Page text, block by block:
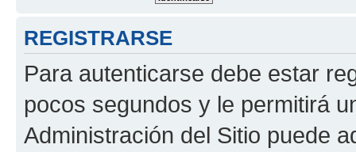
REGISTRARSE
Para autenticarse debe estar
pocos segundos y le permitirá
Administración del Sitio puede